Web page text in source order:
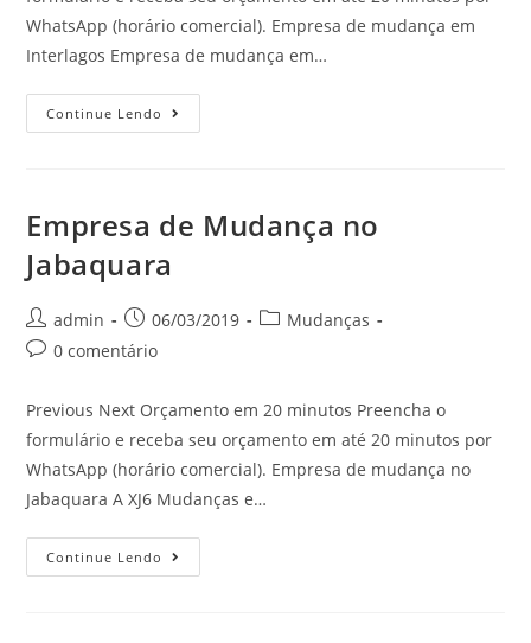
WhatsApp (horário comercial). Empresa de mudança em
Interlagos Empresa de mudança em…
Continue Lendo
Empresa de Mudança no
Jabaquara
admin 06/03/2019
Mudanças
0 comentário
Previous Next Orçamento em 20 minutos Preencha o
formulário e receba seu orçamento em até 20 minutos por
WhatsApp (horário comercial). Empresa de mudança no
Jabaquara A XJ6 Mudanças e…
Continue Lendo